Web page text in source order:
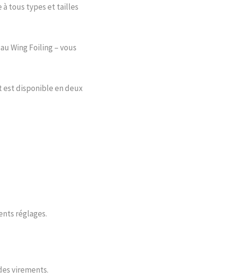
à tous types et tailles
Wing Foiling – vous
est disponible en deux
réglages.
virements.